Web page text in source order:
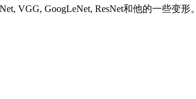
VGG, GoogLeNet, ResNet和他的一些变形。